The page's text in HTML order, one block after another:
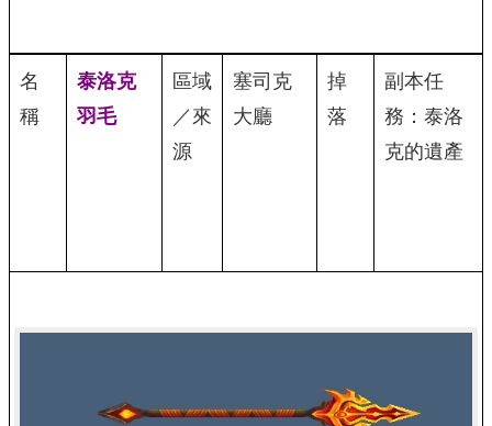
名
稱
泰洛克
羽毛
區域
／來
源
塞司克
大廳
掉
落
副本任
務：泰洛
克的遺產